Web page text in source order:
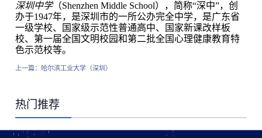
深圳中学（Shenzhen Middle School），简称“深中”，创
办于1947年，是深圳市的一所公办完全中学，是广东省
一级学校、国家级示范性普通高中、国家新课改样板
校、第一届全国文明校园和第二批全国心理健康教育特
色示范校等。
上一篇： 哈尔滨工业大学（深圳）
热门推荐